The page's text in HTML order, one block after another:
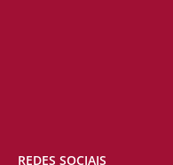
REDES SOCIAIS